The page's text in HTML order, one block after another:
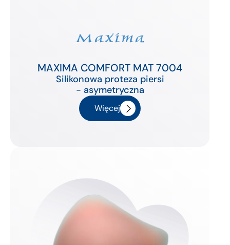
MAXIMA COMFORT MAT 7004
Silikonowa proteza piersi
- asymetryczna
Więcej